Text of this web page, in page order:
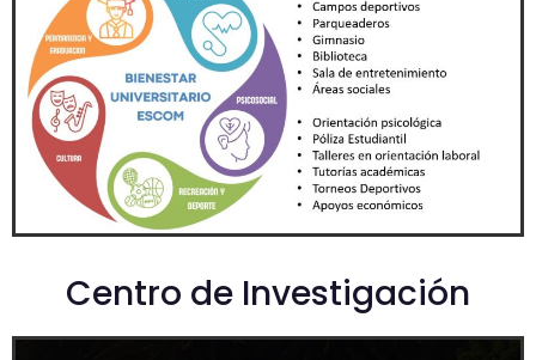
Centro de Investigación